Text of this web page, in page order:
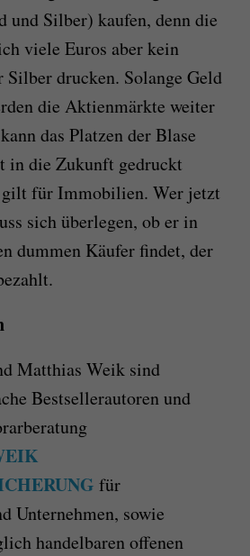
und Silber) kaufen, denn die
viele Euros aber kein
drucken. Solange Geld
die Aktienmärkte weiter
das Platzen der Blase
in die Zukunft gedruckt
gilt für Immobilien. Wer jetzt
sich überlegen, ob er in
dummen Käufer findet, der
Matthias Weik sind
Bestsellerautoren und
für
Unternehmen, sowie
handelbaren offenen